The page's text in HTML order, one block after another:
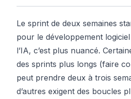
Le sprint de deux semaines
pour le développement
l’IA, c’est plus nuancé.
des sprints plus longs (faire
peut prendre deux à trois
d’autres exigent des boucles